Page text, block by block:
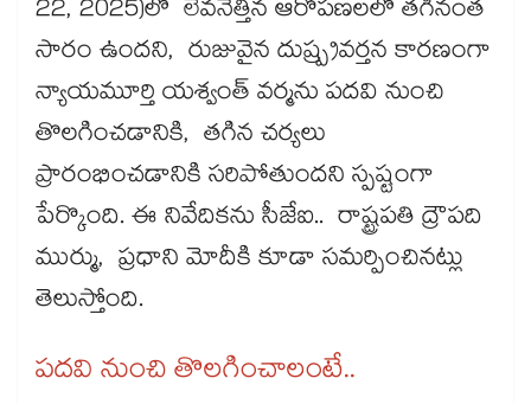
22, 2025)లో లేవనెత్తిన ఆరోపణలలో తగినంత
సారం ఉందని, రుజువైన దుష్ప్రవర్తన కారణంగా
న్యాయమూర్తి యశ్వంత్ వర్మను పదవి నుంచి
తొలగించడానికి, తగిన చర్యలు
ప్రారంభించడానికి సరిపోతుందని స్పష్టంగా
పేర్కొంది. ఈ నివేదికను సీజేఐ.. రాష్ట్రపతి ద్రౌపది
ముర్ము, ప్రధాని మోదీకి కూడా సమర్పించినట్లు
తెలుస్తోంది.
పదవి నుంచి తొలగించాలంటే..